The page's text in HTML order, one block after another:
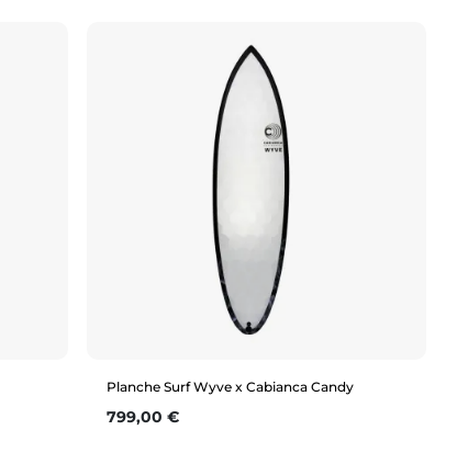
6'1"
Planche Surf Wyve x Cabianca Candy
Prix
799,00 €